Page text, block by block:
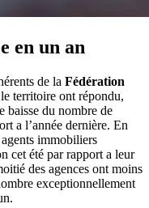
en un an
de la Fédération
territoire ont répondu,
baisse du nombre de
а l’année dernière. En
immobiliers
cet été par rapport а leur
des agences ont moins
exceptionnellement